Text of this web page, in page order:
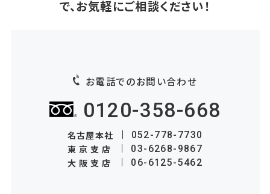
で、お気軽にご相談ください！
お電話でのお問い合わせ
0120-358-668
名古屋本社 052-778-7730
東京支店 03-6268-9867
大阪支店 06-6125-5462